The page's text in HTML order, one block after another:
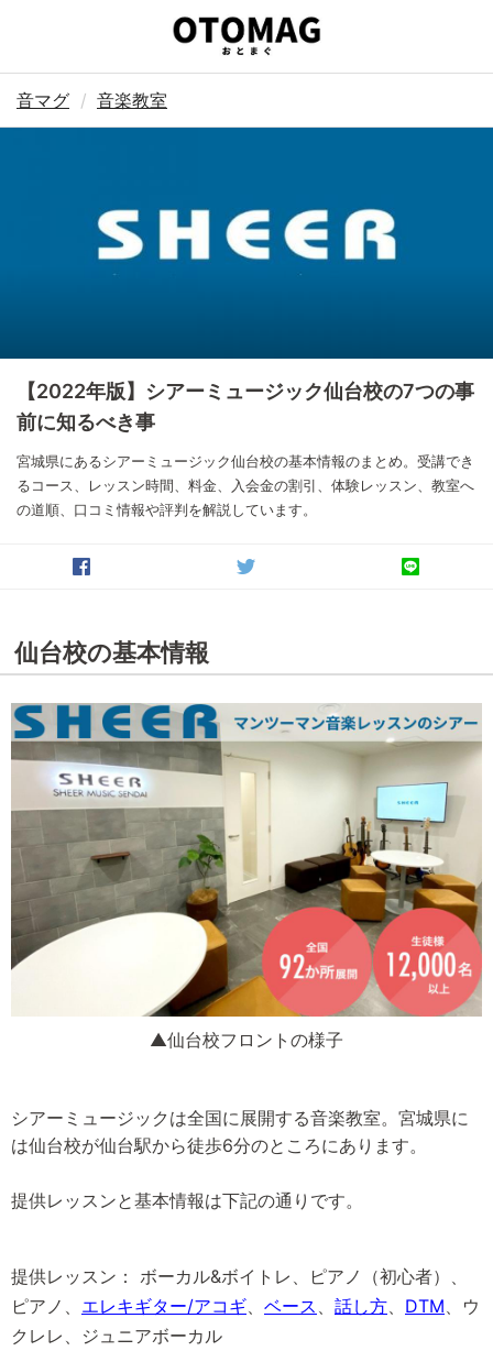
音マグ 音楽教室
【2022年版】シアーミュージック仙台校の7つの事
前に知るべき事
宮城県にあるシアーミュージック仙台校の基本情報のまとめ。受講でき
るコース、レッスン時間、料金、入会金の割引、体験レッスン、教室へ
の道順、口コミ情報や評判を解説しています。
仙台校の基本情報
▲仙台校フロントの様子
シアーミュージックは全国に展開する音楽教室。宮城県に
は仙台校が仙台駅から徒歩6分のところにあります。
提供レッスンと基本情報は下記の通りです。
提供レッスン： ボーカル&ボイトレ、ピアノ（初心者）、
ピアノ、 エレキギター/アコギ、 ベース 、 話し方、 DTM、ウ
クレレ、ジュニアボーカル